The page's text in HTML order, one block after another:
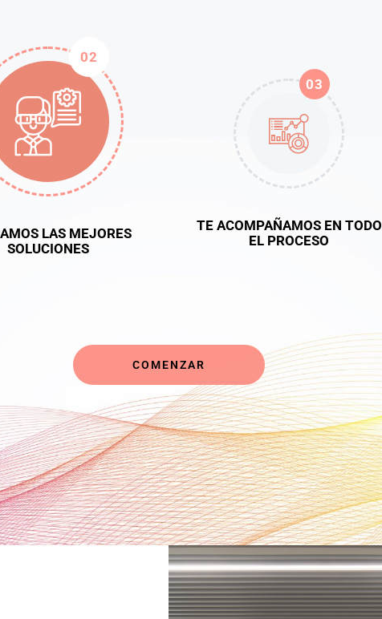
02
LAS MEJORES
SOLUCIONES
03
TE ACOMPAÑAMOS EN TODO
EL PROCESO
COMENZAR